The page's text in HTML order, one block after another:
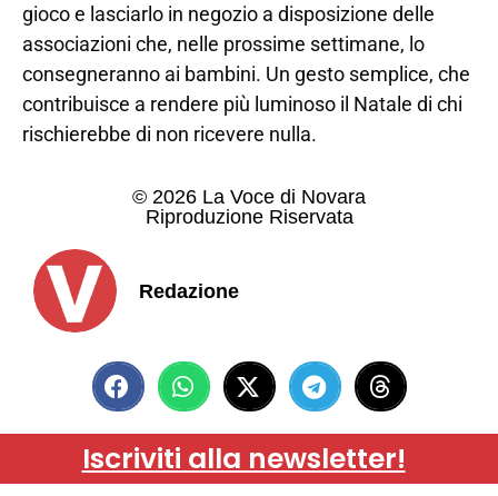
gioco e lasciarlo in negozio a disposizione delle
associazioni che, nelle prossime settimane, lo
consegneranno ai bambini. Un gesto semplice, che
contribuisce a rendere più luminoso il Natale di chi
rischierebbe di non ricevere nulla.
© 2026 La Voce di Novara
Riproduzione Riservata
Redazione
Iscriviti alla newsletter!